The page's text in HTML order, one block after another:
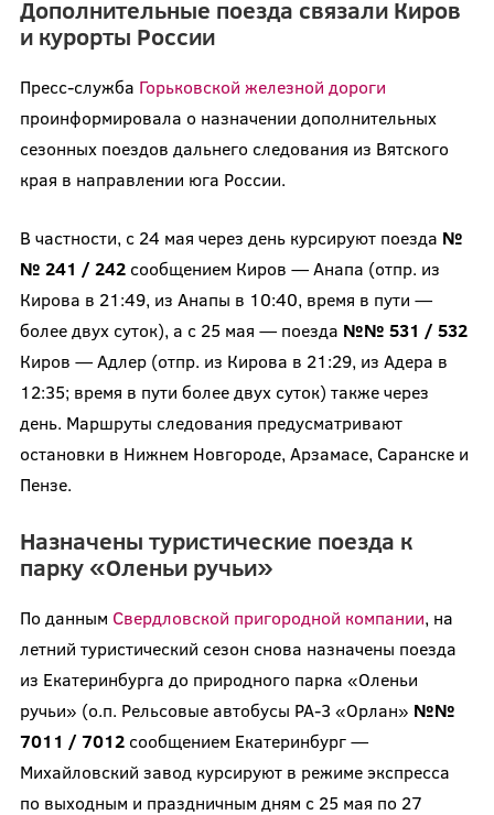
Дополнительные поезда связали Киров
и курорты России
Пресс-служба Горьковской железной дороги
проинформировала о назначении дополнительных
сезонных поездов дальнего следования из Вятского
края в направлении юга России.
В частности, с 24 мая через день курсируют поезда №
№ 241 / 242сообщением Киров — Анапа (отпр. из
Кирова в 21:49, из Анапы в 10:40, время в пути —
более двух суток), а с 25 мая — поезда №№ 531 / 532
Киров — Адлер (отпр. из Кирова в 21:29, из Адера в
12:35; время в пути более двух суток) также через
день. Маршруты следования предусматривают
остановки в Нижнем Новгороде, Арзамасе, Саранске и
Пензе.
Назначены туристические поезда к
парку «Оленьи ручьи»
По данным Свердловской пригородной компании, на
летний туристический сезон снова назначены поезда
из Екатеринбурга до природного парка «Оленьи
ручьи» (о.п. Рельсовые автобусы РА-3 «Орлан» №№
7011 / 7012 сообщением Екатеринбург —
Михайловский завод курсируют в режиме экспресса
по выходным и праздничным дням с 25 мая по 27